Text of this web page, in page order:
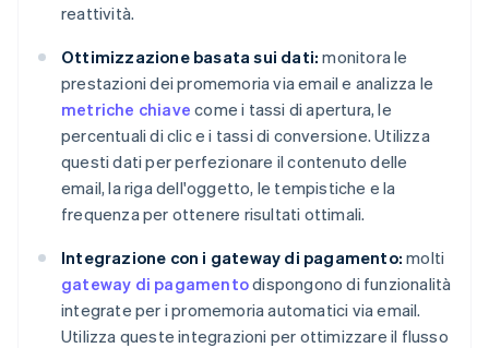
reattività.
Ottimizzazione basata sui dati: monitora le
prestazioni dei promemoria via email e analizza le
metriche chiave come i tassi di apertura, le
percentuali di clic e i tassi di conversione. Utilizza
questi dati per perfezionare il contenuto delle
email, la riga dell'oggetto, le tempistiche e la
frequenza per ottenere risultati ottimali.
Integrazione con i gateway di pagamento: molti
gateway di pagamentodispongono di funzionalità
integrate per i promemoria automatici via email.
Utilizza queste integrazioni per ottimizzare il flusso